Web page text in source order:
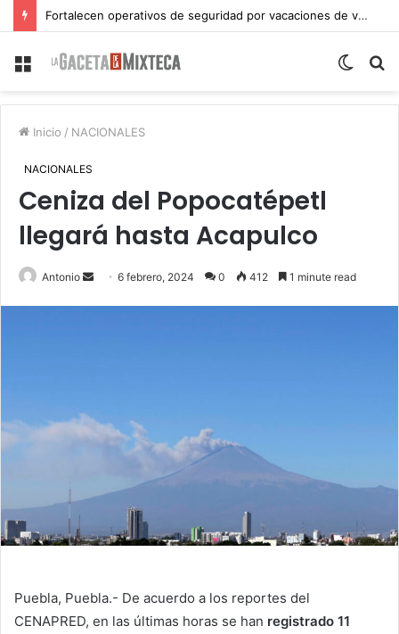
Fortalecen operativos de seguridad por vacaciones de verano en Atlixco
Menu
Switch
Inicio / NACIONALES
NACIONALES
Ceniza del Popocatépetl
llegará hasta Acapulco
Antonio
Send6 febrero, 2024 0 412 1 minute read
Puebla, Puebla.- De acuerdo a los reportes del
CENAPRED, en las últimas horas se han registrado 11